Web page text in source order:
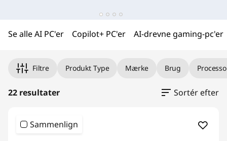
dSe alle AI PC'er Copilot+ PC'er AI-drevne gaming-pc'er
Filtre Produkt Type Mærke Brug
22 resultater Sortér efter
Sammenlign